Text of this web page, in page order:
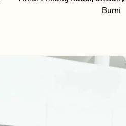
Bumi